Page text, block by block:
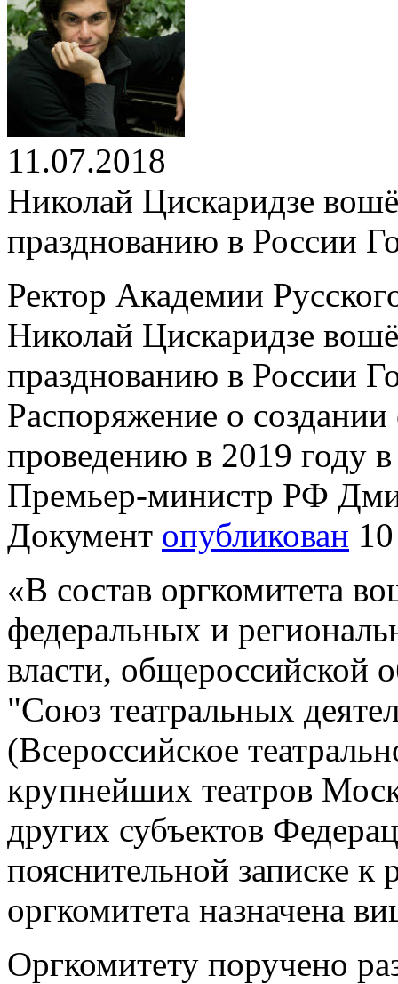
11.07.2018
Николай Цискаридзе
празднованию в России
Ректор Академии
Николай Цискаридзе
празднованию в России
Распоряжение о
проведению в 2019 году
Премьер-министр РФ
Документ опубликован
«В состав оргкомитета
федеральных и
власти, общероссийской
"Союз театральных
(Всероссийское
крупнейших театров
других субъектов
пояснительной записке
оргкомитета назначена
Оргкомитету поручено